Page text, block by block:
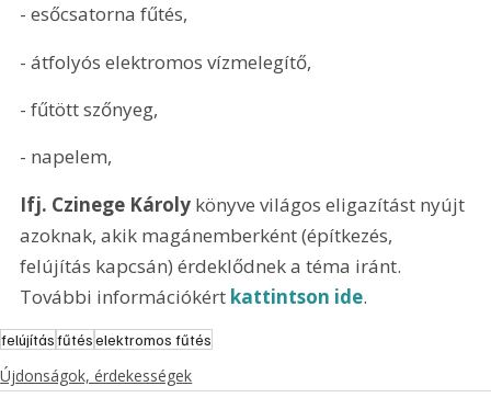
- esőcsatorna fűtés,
- átfolyós elektromos vízmelegítő,
- fűtött szőnyeg,
- napelem,
Ifj. Czinege Károly könyve világos eligazítást nyújt
azoknak, akik magánemberként (építkezés,
felújítás kapcsán) érdeklődnek a téma iránt.
További információkért kattintson ide.
felújításfűtéselektromos fűtés
Újdonságok, érdekességek